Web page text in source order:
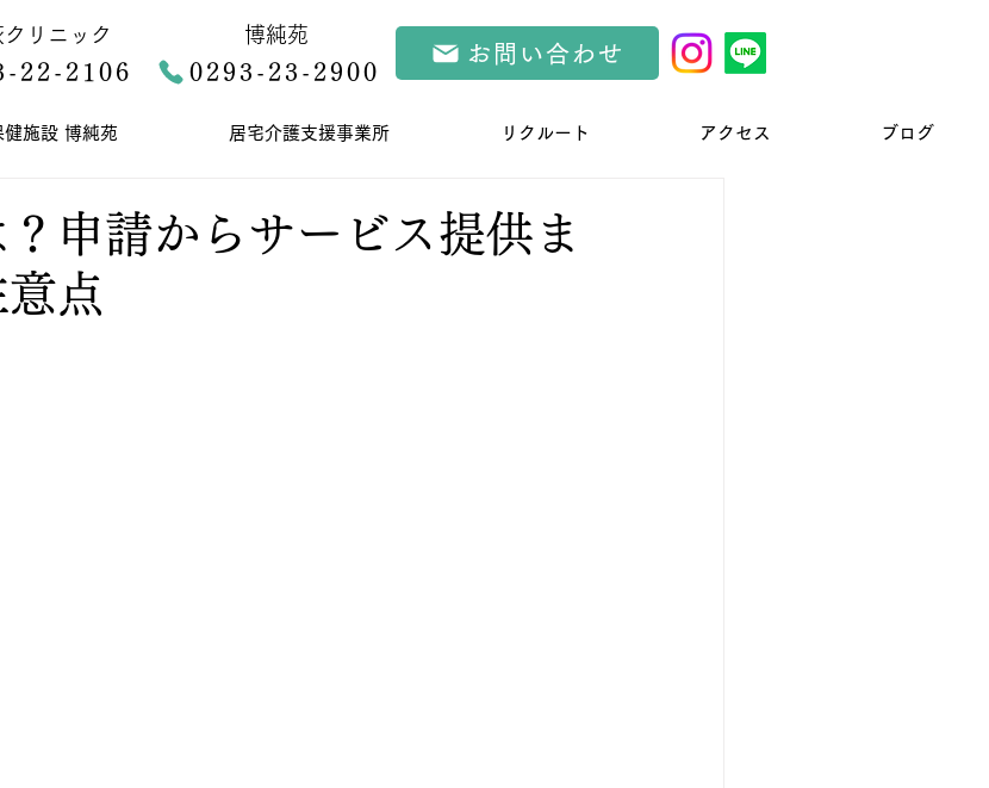
クリニック
22-2106
博純苑
0293-23-2900
お問い合わせ
健施設 博純苑 居宅介護支援事業所 リクルート アクセス ブログ
申請からサービス提供ま
点